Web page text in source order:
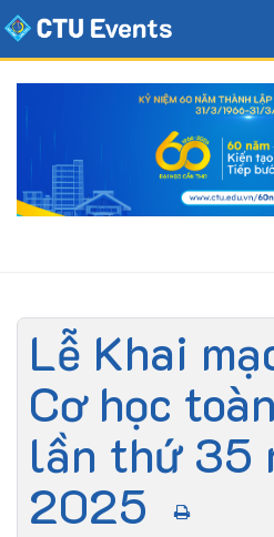
Lễ Khai
Cơ học
lần thứ 35
2025